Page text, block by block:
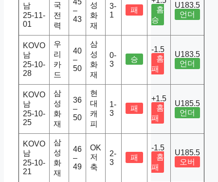
남
25-11-
01
국
전
력
–
43
성
화
재
3-
1
패
홈
승
U183.5
언더
KOVO
남
25-10-
28
우
리
카
드
40
–
50
삼
성
화
재
0-
3
승
-1.5
홈
패
U183.5
언더
KOVO
남
25-10-
25
삼
성
화
재
36
–
50
현
대
캐
피
1-
3
패
+1.5
홈
패
U185.5
언더
KOVO
남
25-10-
21
삼
성
화
재
46
–
49
OK
저
축
2-
3
패
-1.5
홈
패
U185.5
오버